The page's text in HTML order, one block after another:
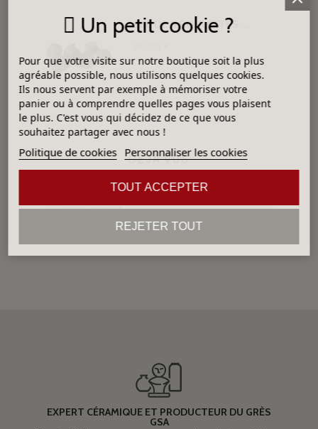
DÉJÀ VUS
Aucun produit
EXPERT CÉRAMIQUE ET PRODUCTEUR DU GRÈS
GSA
Un petit cookie ?
Pour que votre visite sur notre boutique soit la plus
agréable possible, nous utilisons quelques cookies.
Ils nous servent par exemple à mémoriser votre
panier ou à comprendre quelles pages vous plaisent
le plus. C'est vous qui décidez de ce que vous
souhaitez partager avec nous !
Politique de cookies Personnaliser les cookies
REJETER TOUT
TOUT ACCEPTER